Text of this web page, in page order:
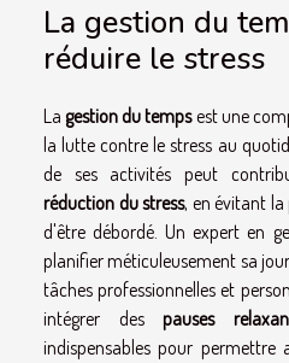
La gestion du
réduire le stress
Lagestion du tempsest une
la lutte contre le stress au
de ses activités peut
réduction du stress, en évitant
d'être débordé. Un expert en
planifier méticuleusement sa
tâches professionnelles et
intégrer despauses
indispensables pour